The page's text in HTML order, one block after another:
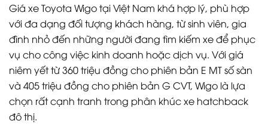
Giá xe Toyota Wigo tại Việt Nam khá hợp lý, phù hợp
với đa dạng đối tượng khách hàng, từ sinh viên, gia
đình nhỏ đến những người đang tìm kiếm xe để phục
vụ cho công việc kinh doanh hoặc dịch vụ. Với giá
niêm yết từ 360 triệu đồng cho phiên bản E MT số sàn
và 405 triệu đồng cho phiên bản G CVT, Wigo là lựa
chọn rất cạnh tranh trong phân khúc xe hatchback
đô thị.